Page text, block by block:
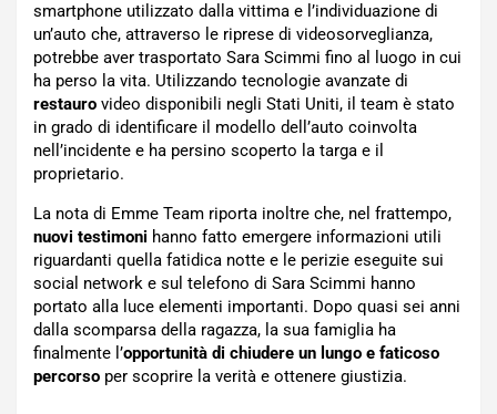
smartphone utilizzato dalla vittima e l’individuazione di
un’auto che, attraverso le riprese di videosorveglianza,
potrebbe aver trasportato Sara Scimmi fino al luogo in cui
ha perso la vita. Utilizzando tecnologie avanzate di
restauro video disponibili negli Stati Uniti, il team è stato
in grado di identificare il modello dell’auto coinvolta
nell’incidente e ha persino scoperto la targa e il
proprietario.
La nota di Emme Team riporta inoltre che, nel frattempo,
nuovi testimoni hanno fatto emergere informazioni utili
riguardanti quella fatidica notte e le perizie eseguite sui
social network e sul telefono di Sara Scimmi hanno
portato alla luce elementi importanti. Dopo quasi sei anni
dalla scomparsa della ragazza, la sua famiglia ha
finalmente l’opportunità di chiudere un lungo e faticoso
percorso per scoprire la verità e ottenere giustizia.